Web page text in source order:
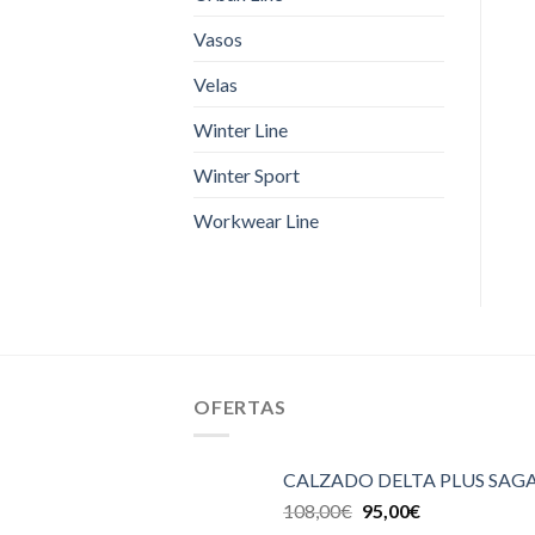
Vasos
Velas
Winter Line
Winter Sport
Workwear Line
OFERTAS
CALZADO DELTA PLUS
108,00€ 95,00€